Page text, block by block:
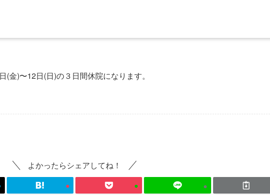
金)〜12日(日)の３日間休院になります。
よかったらシェアしてね！